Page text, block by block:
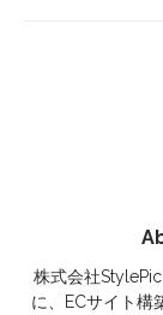
株式会社
に、ECサイト構